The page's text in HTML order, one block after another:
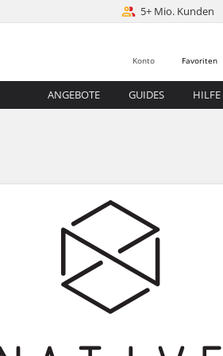
5+ Mio. Kunden
Favoriten
Konto
ANGEBOTE GUIDES